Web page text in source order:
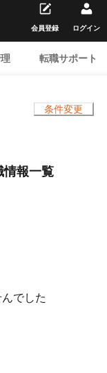
転職サポート
会員登録 ログイン
条件変更
情報一覧
でした